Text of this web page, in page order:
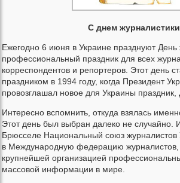
С днем журналистики
Ежегодно 6 июня в Украине празднуют День
профессиональный праздник для всех
корреспондентов и репортеров. Этот день
праздником в 1994 году, когда Президент
провозглашал новое для Украины праздник,
Интересно вспомнить, откуда взялась
Этот день был выбран далеко не случайно.
Брюсселе Национальный союз
в Международную федерацию журналистов,
крупнейшей организацией
массовой информации в мире.